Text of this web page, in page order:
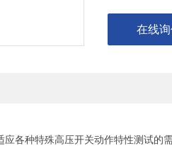
在线
应各种特殊高压开关动作特性测试的